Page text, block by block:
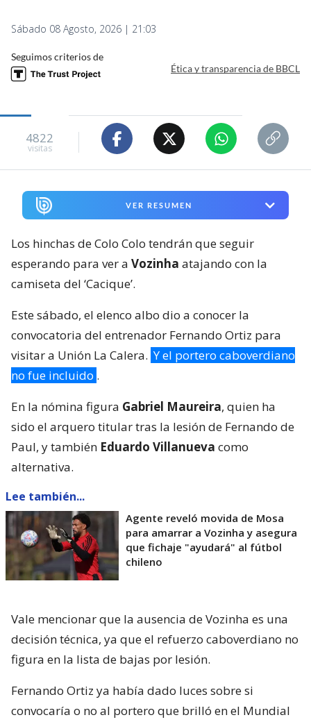
Sábado 08 Agosto, 2026 | 21:03
Seguimos criterios de
Ética y transparencia de BBCL
4822
visitas
VER RESUMEN
Los hinchas de Colo Colo tendrán que seguir
esperando para ver a Vozinha atajando con la
camiseta del ‘Cacique’.
Este sábado, el elenco albo dio a conocer la
convocatoria del entrenador Fernando Ortiz para
visitar a Unión La Calera. Y el portero caboverdiano
no fue incluido .
En la nómina figura Gabriel Maureira, quien ha
sido el arquero titular tras la lesión de Fernando de
Paul, y también Eduardo Villanueva como
alternativa.
Lee también...
Agente reveló movida de Mosa
para amarrar a Vozinha y asegura
que fichaje "ayudará" al fútbol
chileno
Vale mencionar que la ausencia de Vozinha es una
decisión técnica, ya que el refuerzo caboverdiano no
figura en la lista de bajas por lesión.
Fernando Ortiz ya había dado luces sobre si
convocaría o no al portero que brilló en el Mundial